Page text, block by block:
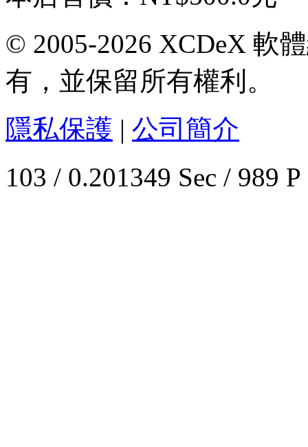
© 2005-2026 XCDeX 軟
有，並保留所有權利。
隱私保護 | 公司簡介
103 / 0.201349 Sec / 989